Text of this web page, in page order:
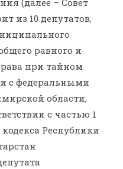
(далее – Совет
из 10 депутатов,
равного и
при тайном
с федеральными
области,
с частью 1
Республики